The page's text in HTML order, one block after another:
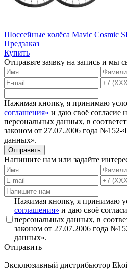
Шоссейные колёса Mavic Cosmic
Предзаказ
Купить
Отправьте заявку на запись и мы
Нажимая кнопку, я принимаю
соглашения» и даю своё согласие
персональных данных, в
законом от 27.07.2006 года
данных».
Отправить
Напишите нам или задайте
Нажимая кнопку, я принимаю
соглашения» и даю своё
персональных данных, в
законом от 27.07.2006 года
данных».
Отправить
Эксклюзивный дистрибьютор Ekoi